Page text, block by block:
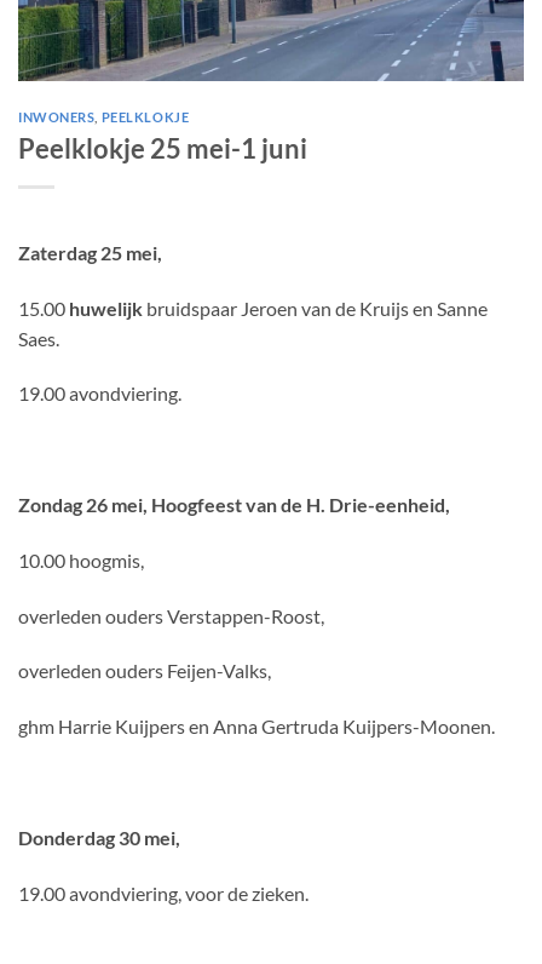
INWONERS PEELKLOKJE
Peelklokje 25 mei-1 juni
Zaterdag 25 mei,
15.00 huwelijk bruidspaar Jeroen van de Kruijs en Sanne
Saes.
19.00 avondviering.
Zondag 26 mei, Hoogfeest van de H. Drie-eenheid,
10.00 hoogmis,
overleden ouders Verstappen-Roost,
overleden ouders Feijen-Valks,
ghm Harrie Kuijpers en Anna Gertruda Kuijpers-Moonen.
Donderdag 30 mei,
19.00 avondviering, voor de zieken.